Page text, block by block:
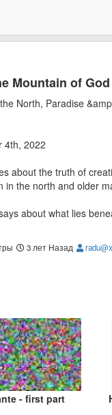
Mountain of
North, Paradise
4th, 2022
about the truth of
in the north and older
about what lies
not seen, nor ear
3 лет Назад
- first part